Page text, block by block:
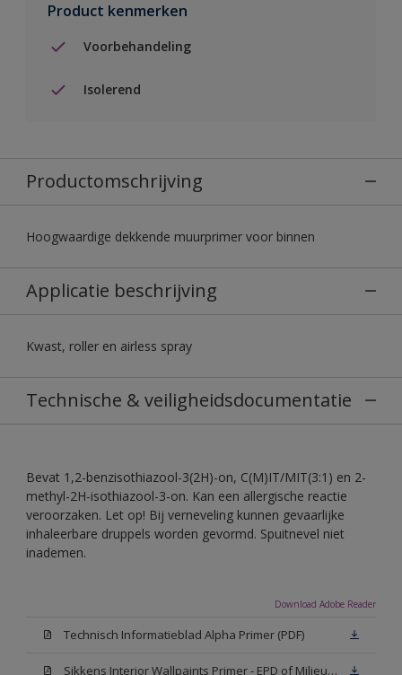
Product kenmerken
Voorbehandeling
Isolerend
Productomschrijving
Hoogwaardige dekkende muurprimer voor binnen
Applicatie beschrijving
Kwast, roller en airless spray
Technische & veiligheidsdocumentatie
Bevat 1,2-benzisothiazool-3(2H)-on, C(M)IT/MIT(3:1) en 2-
methyl-2H-isothiazool-3-on. Kan een allergische reactie
veroorzaken. Let op! Bij verneveling kunnen gevaarlijke
inhaleerbare druppels worden gevormd. Spuitnevel niet
inademen.
Download Adobe Reader
Technisch Informatieblad Alpha Primer (PDF)
Sikkens Interior Wallpaints Primer - EPD of Milieuproductverklaring